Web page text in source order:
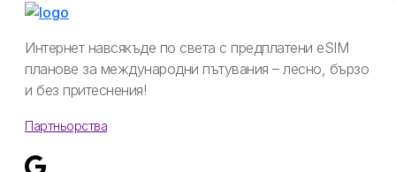
Интернет навсякъде по света с предплатени eSIM
планове за международни пътувания – лесно, бързо
и без притеснения!
Партньорства